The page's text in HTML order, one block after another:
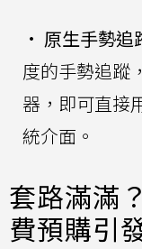
• 原生手勢追
度的手勢追蹤
器，即可直接
統介面。
套路滿滿
費預購引